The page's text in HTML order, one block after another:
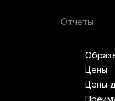
Отчеты
Цены
Цены